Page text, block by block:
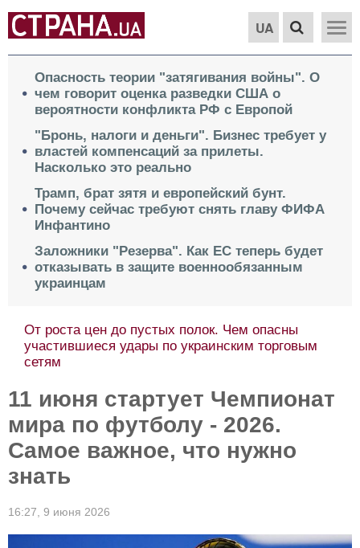
UA
Опасность теории "затягивания войны". О
чем говорит оценка разведки США о
вероятности конфликта РФ с Европой
"Бронь, налоги и деньги". Бизнес требует у
властей компенсаций за прилеты.
Насколько это реально
Трамп, брат зятя и европейский бунт.
Почему сейчас требуют снять главу ФИФА
Инфантино
Заложники "Резерва". Как ЕС теперь будет
отказывать в защите военнообязанным
украинцам
От роста цен до пустых полок. Чем опасны
участившиеся удары по украинским торговым
сетям
11 июня стартует Чемпионат
мира по футболу - 2026.
Самое важное, что нужно
знать
16:27, 9 июня 2026